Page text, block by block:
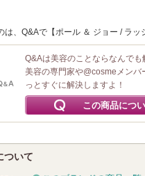
は、Q&Aで【ポール ＆ ジョー / ラ
Q&Aは美容のことならなんでも
美容の専門家や@cosmeメンバ
っとすぐに解決しますよ！
この商品につ
ついて